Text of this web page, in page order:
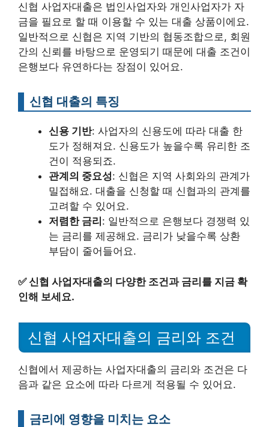
신협 사업자대출은 법인사업자와 개인사업자가 자
금을 필요로 할 때 이용할 수 있는 대출 상품이에요.
일반적으로 신협은 지역 기반의 협동조합으로, 회원
간의 신뢰를 바탕으로 운영되기 때문에 대출 조건이
은행보다 유연하다는 장점이 있어요.
신협 대출의 특징
신용 기반: 사업자의 신용도에 따라 대출 한
도가 정해져요. 신용도가 높을수록 유리한 조
건이 적용되죠.
관계의 중요성: 신협은 지역 사회와의 관계가
밀접해요. 대출을 신청할 때 신협과의 관계를
고려할 수 있어요.
저렴한 금리 : 일반적으로 은행보다 경쟁력 있
는 금리를 제공해요. 금리가 낮을수록 상환
부담이 줄어들어요.
✅신협 사업자대출의 다양한 조건과 금리를 지금 확
인해 보세요.
신협 사업자대출의 금리와 조건
신협에서 제공하는 사업자대출의 금리와 조건은 다
음과 같은 요소에 따라 다르게 적용될 수 있어요.
금리에 영향을 미치는 요소